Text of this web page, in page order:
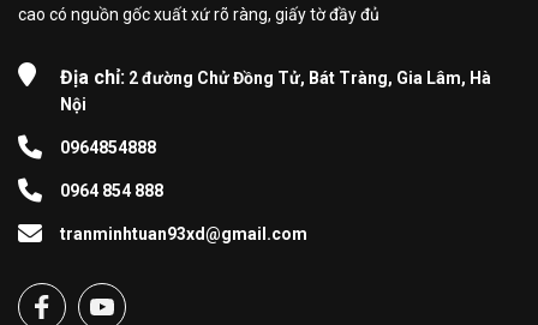
cao có nguồn gốc xuất xứ rõ ràng, giấy tờ đầy đủ
Địa chỉ: 2 đường Chử Đồng Tử, Bát Tràng, Gia Lâm, Hà
Nội
0964854888
0964 854 888
tranminhtuan93xd@gmail.com